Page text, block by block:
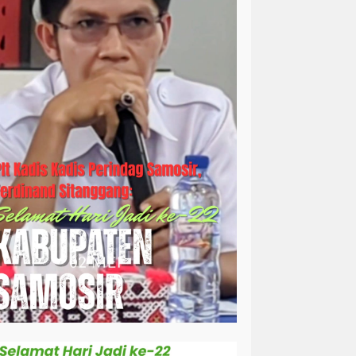
simalungun sosial sosok